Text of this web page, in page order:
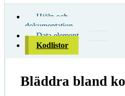
Hjälp och
dokumentation
Data element
Kodlistor
Bläddra bland